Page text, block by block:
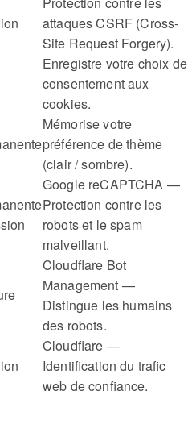
attaques CSRF (Cross-
Site Request Forgery).
Enregistre votre choix de
consentement aux
cookies.
Mémorise votre
préférence de thème
(clair / sombre).
Google reCAPTCHA —
Protection contre les
robots et le spam
malveillant.
Cloudflare Bot
Management —
Distingue les humains
des robots.
Cloudflare —
Identification du trafic
web de confiance.